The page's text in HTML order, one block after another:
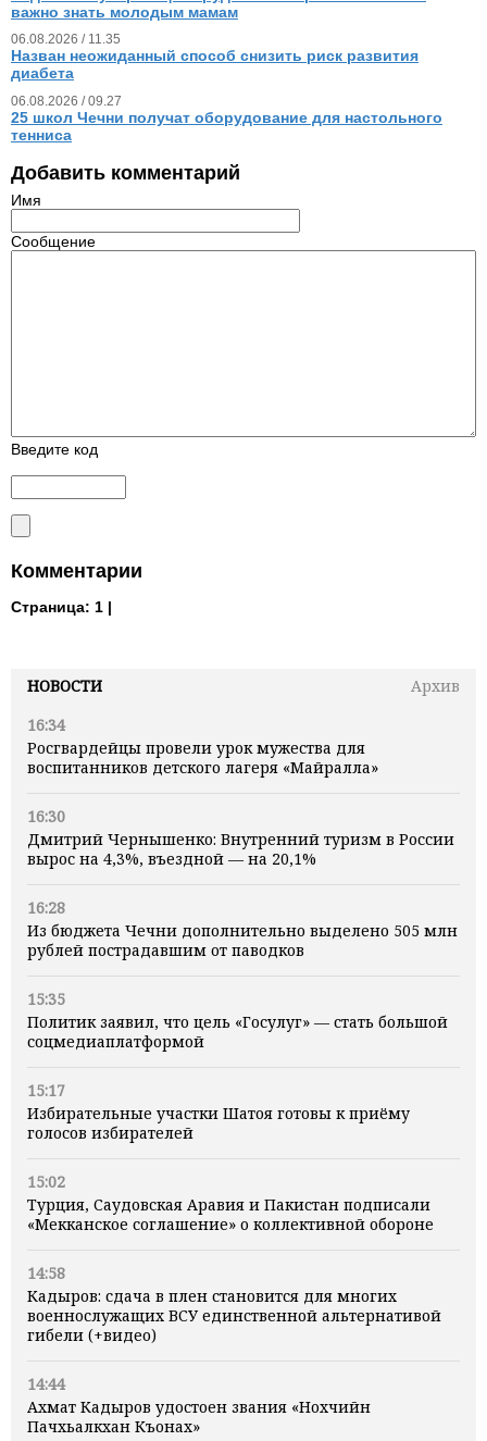
НОВОСТИ
Архив
16:34
Росгвардейцы провели урок мужества для
воспитанников детского лагеря «Майралла»
16:30
Дмитрий Чернышенко: Внутренний туризм в России
вырос на 4,3%, въездной — на 20,1%
16:28
Из бюджета Чечни дополнительно выделено 505 млн
рублей пострадавшим от паводков
15:35
Политик заявил, что цель «Госулуг» — стать большой
соцмедиаплатформой
15:17
Избирательные участки Шатоя готовы к приёму
голосов избирателей
15:02
Турция, Саудовская Аравия и Пакистан подписали
«Мекканское соглашение» о коллективной обороне
14:58
Кадыров: сдача в плен становится для многих
военнослужащих ВСУ единственной альтернативой
гибели (+видео)
14:44
Ахмат Кадыров удостоен звания «Нохчийн
Пачхьалкхан Къонах»
важно знать молодым мамам
06.08.2026 / 11.35
Назван неожиданный способ снизить риск развития
диабета
06.08.2026 / 09.27
25 школ Чечни получат оборудование для настольного
тенниса
Добавить комментарий
Имя
Сообщение
Введите код
Комментарии
Страница: 1 |